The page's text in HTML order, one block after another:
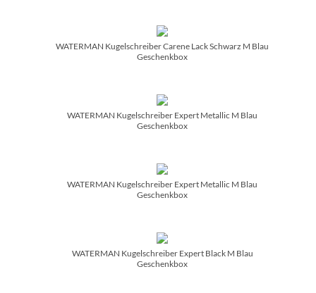
WATERMAN Kugelschreiber Carene Lack Schwarz M Blau
Geschenkbox
WATERMAN Kugelschreiber Expert Metallic M Blau
Geschenkbox
WATERMAN Kugelschreiber Expert Metallic M Blau
Geschenkbox
WATERMAN Kugelschreiber Expert Black M Blau
Geschenkbox